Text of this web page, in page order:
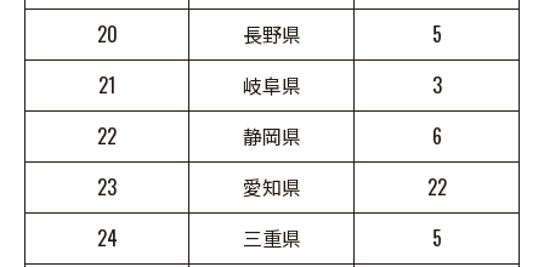
20
長野県
5
21
岐阜県
3
22
静岡県
6
23
愛知県
22
24
三重県 5